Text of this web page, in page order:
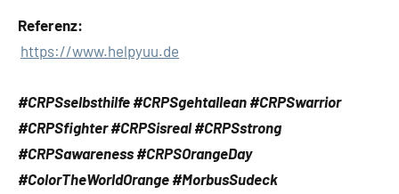
Referenz:
https://www.helpyuu.de
#CRPSselbsthilfe #CRPSgehtallean #CRPSwarrior
#CRPSfighter #CRPSisreal #CRPSstrong
#CRPSawareness #CRPSOrangeDay
#ColorTheWorldOrange #MorbusSudeck